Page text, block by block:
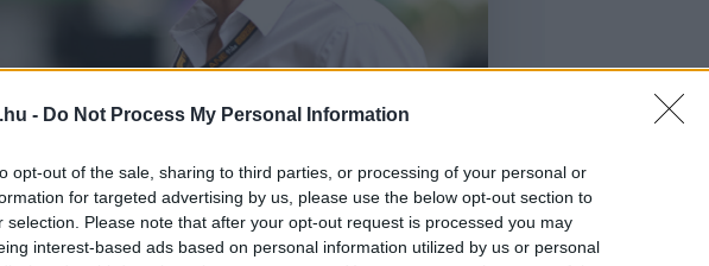
- Do Not Process My Personal Information
opt-out of the sale, sharing to third parties, or processing of your personal or
for targeted advertising by us, please use the below opt-out section to
selection. Please note that after your opt-out request is processed you may
interest-based ads based on personal information utilized by us or personal